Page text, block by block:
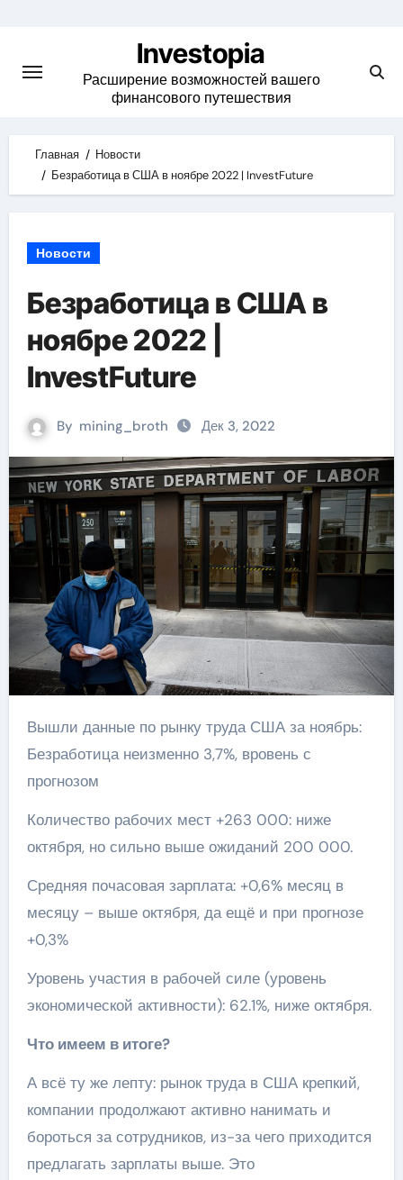
content
Investopia
Расширение возможностей вашего
финансового путешествия
Главная
Новости
Безработица в США в ноябре 2022 | InvestFuture
Новости
Безработица в США в
ноябре 2022 |
InvestFuture
By mining_broth Дек 3, 2022
Вышли данные по рынку труда США за ноябрь:
Безработица неизменно 3,7%, вровень с
прогнозом
Количество рабочих мест +263 000: ниже
октября, но сильно выше ожиданий 200 000.
Средняя почасовая зарплата: +0,6% месяц в
месяцу – выше октября, да ещё и при прогнозе
+0,3%
Уровень участия в рабочей силе (уровень
экономической активности): 62.1%, ниже октября.
Что имеем в итоге?
А всё ту же лепту: рынок труда в США крепкий,
компании продолжают активно нанимать и
бороться за сотрудников, из-за чего приходится
предлагать зарплаты выше. Это